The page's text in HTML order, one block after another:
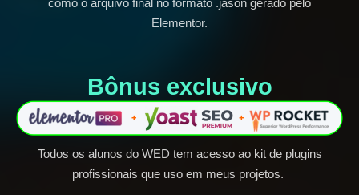
como o arquivo final no formato .jason gerado pelo
Elementor.
Bônus exclusivo​
Todos os alunos do WED tem acesso ao kit de plugins
profissionais que uso em meus projetos.